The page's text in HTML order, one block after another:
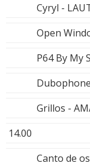
Cyryl -
Open
P64 By My
Dubophone
Grillos -
14.00
Canto de